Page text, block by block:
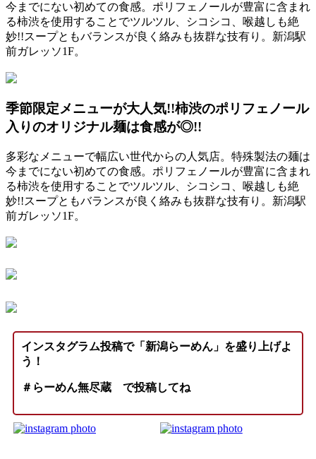
今までにない初めての食感。ポリフェノールが豊富に含まれ
る柿渋を使用することでツルツル、シコシコ、喉越しも絶
妙!!スープともバランスが良く絡みも抜群な技有り。新潟駅
前ガレッソ1F。
季節限定メニューが大人気!!柿渋のポリフェノール
入りのオリジナル麺は食感が◎!!
多彩なメニューで幅広い世代からの人気店。特殊製法の麺は
今までにない初めての食感。ポリフェノールが豊富に含まれ
る柿渋を使用することでツルツル、シコシコ、喉越しも絶
妙!!スープともバランスが良く絡みも抜群な技有り。新潟駅
前ガレッソ1F。
インスタグラム投稿で「新潟らーめん」を盛り上げよ
う！
＃らーめん無尽蔵 で投稿してね